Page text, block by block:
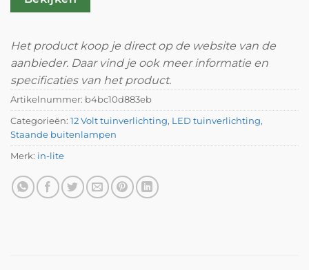
Het product koop je direct op de website van de
aanbieder. Daar vind je ook meer informatie en
specificaties van het product.
Artikelnummer: b4bc10d883eb
Categorieën: 12 Volt tuinverlichting, LED tuinverlichting,
Staande buitenlampen
Merk: in-lite